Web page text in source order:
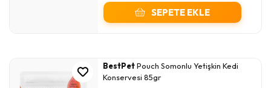
SEPETE EKLE
BestPetPouch Somonlu Yetişkin Kedi
Konservesi 85gr